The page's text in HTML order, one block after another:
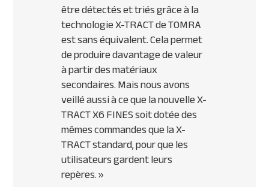
être détectés et triés grâce à la
technologie X-TRACT de TOMRA
est sans équivalent. Cela permet
de produire davantage de valeur
à partir des matériaux
secondaires. Mais nous avons
veillé aussi à ce que la nouvelle X-
TRACT X6 FINES soit dotée des
mêmes commandes que la X-
TRACT standard, pour que les
utilisateurs gardent leurs
repères. »